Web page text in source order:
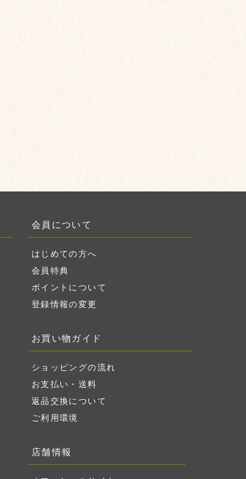
会員について
はじめての方へ
会員特典
ポイントについて
登録情報の変更
お買い物ガイド
ショッピングの流れ
お支払い・送料
返品交換について
ご利用環境
店舗情報